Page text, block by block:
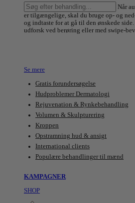
Søg
efter
behandling:
Når
er tilgængelige, skal du bruge op- og
og indtaste for at gå til den ønskede side.
udforsk ved berøring eller med swipe-
Se mere
Gratis forundersøgelse
Hudproblemer Dermatologi
Rejuvenation & Rynkebehandling
Volumen & Skulpturering
Kroppen
Opstramning hud & ansigt
International clients
Populære behandlinger til mænd
KAMPAGNER
SHOP